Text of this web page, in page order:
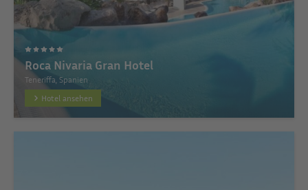
Roca Nivaria Gran Hotel
Teneriffa, Spanien
Hotel ansehen